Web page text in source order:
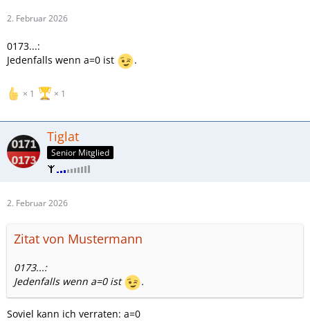
2. Februar 2026
0173...:
Jedenfalls wenn a=0 ist
.
1 1
Tiglat
Senior Mitglied
2. Februar 2026
Zitat von Mustermann
0173...:
Jedenfalls wenn a=0 ist
.
Soviel kann ich verraten: a=0